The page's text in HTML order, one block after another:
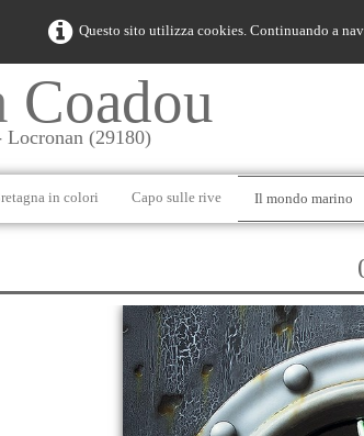
Questo sito utilizza cookies. Continuando a
Coadou
(29180)
in colori Capo sulle rive Il mondo marino